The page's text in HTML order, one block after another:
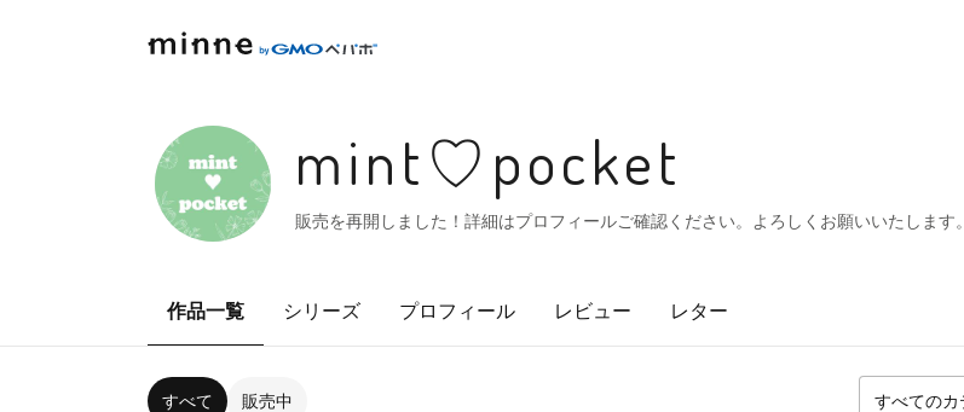
mint♡pocket
販売を再開しました！詳細はプロフィールご確認ください。よろしくお願いいたします。
作品一覧 シリーズ プロフィール レビュー レター
すべて 販売中